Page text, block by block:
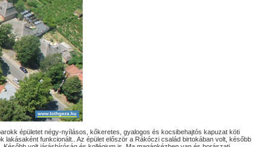
épületet négy-nyílásos, kőkeretes, gyalogos és kocsibehajtós kapuzat köti
funkcionált.. Az épület először a Rákóczi család birtokában volt, később